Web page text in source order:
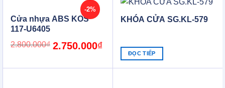
-2%
Cửa nhựa ABS KOS
117-U6405
2.800.000₫ Original
price
2.750.000₫Current
price
KHÓA CỬA SG.KL-579
ĐỌC TIẾP